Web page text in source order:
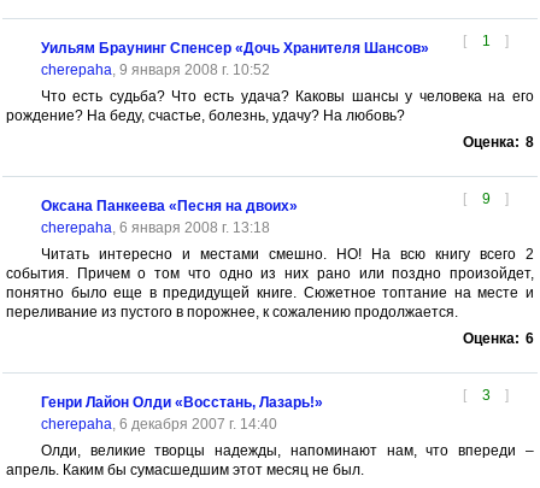
[ 1 ]
Уильям Браунинг Спенсер «Дочь Хранителя Шансов»
cherepaha, 9 января 2008 г. 10:52
Что есть судьба? Что есть удача? Каковы шансы у человека на его
рождение? На беду, счастье, болезнь, удачу? На любовь?
Оценка: 8
[ 9 ]
Оксана Панкеева «Песня на двоих»
cherepaha, 6 января 2008 г. 13:18
Читать интересно и местами смешно. НО! На всю книгу всего 2
события. Причем о том что одно из них рано или поздно произойдет,
понятно было еще в предидущей книге. Сюжетное топтание на месте и
переливание из пустого в порожнее, к сожалению продолжается.
Оценка: 6
[ 3 ]
Генри Лайон Олди «Восстань, Лазарь!»
cherepaha, 6 декабря 2007 г. 14:40
Олди, великие творцы надежды, напоминают нам, что впереди –
апрель. Каким бы сумасшедшим этот месяц не был.